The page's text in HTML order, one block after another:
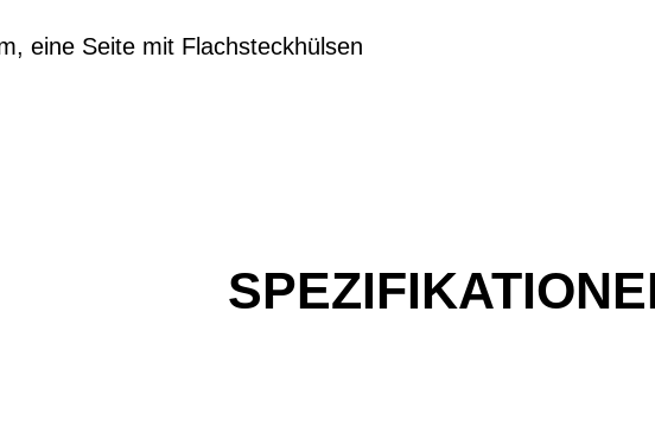
eine Seite mit Flachsteckhülsen